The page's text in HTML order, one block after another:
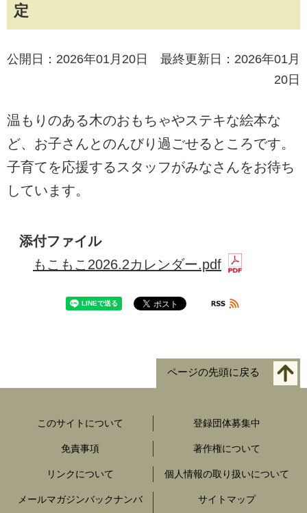
定
公開日：2026年01月20日 最終更新日：2026年01月
20日
温もりのある木のおもちゃやステキな絵本な
ど、お子さんとのんびり過ごせるところです。
子育てを応援するスタッフがみなさんをお待ち
しています。
添付ファイル
もこもこ2026.2カレンダー.pdf
ページの先頭に戻る
このサイトについて 登録団体募集中
免責事項 著作権について
リンクについて 個人情報の取り扱いについて
メールマガジンバックナンバ
サイトマップ